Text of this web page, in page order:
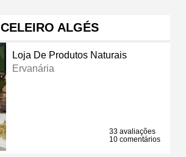
CELEIRO ALGÉS
Loja De Produtos Naturais
Ervanária
33 avaliações
10 comentários